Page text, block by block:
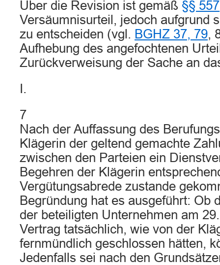
Über die Revision ist gemäß §§ 557
Versäumnisurteil, jedoch aufgrund
zu entscheiden (vgl. BGHZ 37, 79,
Aufhebung des angefochtenen
Zurückverweisung der Sache an
I.
7
Nach der Auffassung des
Klägerin der geltend gemachte
zwischen den Parteien ein
Begehren der Klägerin
Vergütungsabrede zustande
Begründung hat es ausgeführt: Ob
der beteiligten Unternehmen am
Vertrag tatsächlich, wie von der
fernmündlich geschlossen hätten,
Jedenfalls sei nach den